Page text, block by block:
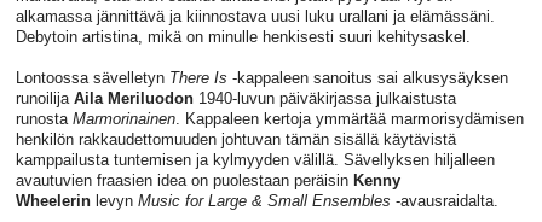
alkamassa jännittävä ja kiinnostava uusi luku urallani ja elämässäni.
Debytoin artistina, mikä on minulle henkisesti suuri kehitysaskel.
Lontoossa sävelletyn There Is -kappaleen sanoitus sai alkusysäyksen
runoilijaAila Meriluodon1940-luvun päiväkirjassa julkaistusta
runosta Marmorinainen. Kappaleen kertoja ymmärtää marmorisydämisen
henkilön rakkaudettomuuden johtuvan tämän sisällä käytävistä
kamppailusta tuntemisen ja kylmyyden välillä. Sävellyksen hiljalleen
avautuvien fraasien idea on puolestaan peräisin Kenny
Wheelerinlevyn Music for Large & Small Ensembles -avausraidalta.